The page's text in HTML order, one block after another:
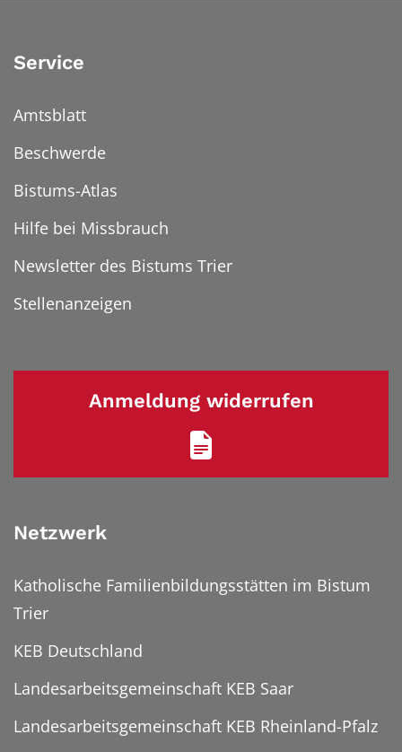
Service
Amtsblatt
Beschwerde
Bistums-Atlas
Hilfe bei Missbrauch
Newsletter des Bistums Trier
Stellenanzeigen
Anmeldung widerrufen
Netzwerk
Katholische Familienbildungsstätten im Bistum
Trier
KEB Deutschland
Landesarbeitsgemeinschaft KEB Saar
Landesarbeitsgemeinschaft KEB Rheinland-Pfalz